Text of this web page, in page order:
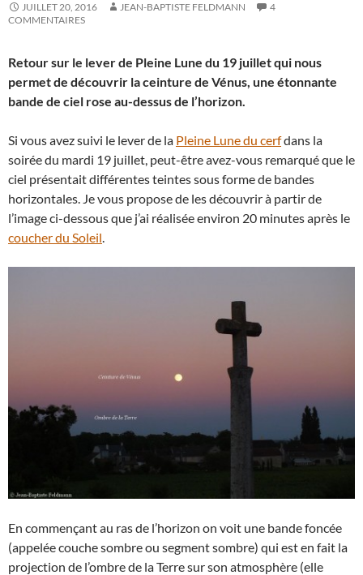
JUILLET 20, 2016 JEAN-BAPTISTE FELDMANN
4
COMMENTAIRES
Retour sur le lever de Pleine Lune du 19 juillet qui nous
permet de découvrir la ceinture de Vénus, une étonnante
bande de ciel rose au-dessus de l’horizon.
Si vous avez suivi le lever de la Pleine Lune du cerfdans la
soirée du mardi 19 juillet, peut-être avez-vous remarqué que le
ciel présentait différentes teintes sous forme de bandes
horizontales. Je vous propose de les découvrir à partir de
l’image ci-dessous que j’ai réalisée environ 20 minutes après le
coucher du Soleil.
En commençant au ras de l’horizon on voit une bande foncée
(appelée couche sombre ou segment sombre) qui est en fait la
projection de l’ombre de la Terre sur son atmosphère (elle